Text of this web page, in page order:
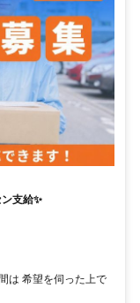
支給✨
は 希望を伺った上で